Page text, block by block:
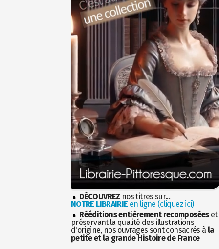
DÉCOUVREZ nos titres sur...
NOTRE LIBRAIRIE en ligne (cliquez ici)
Rééditions entièrement recomposéeset
préservant la qualité des illustrations
d'origine, nos ouvrages sont consacrés à la
petite et la grande Histoire de France